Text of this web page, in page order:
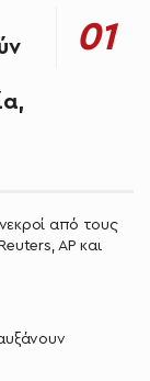
από τους
AP και